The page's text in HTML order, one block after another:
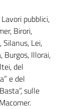
pubblici,
Birori,
Lei,
Burgos, Illorai,
del
e del
sulle